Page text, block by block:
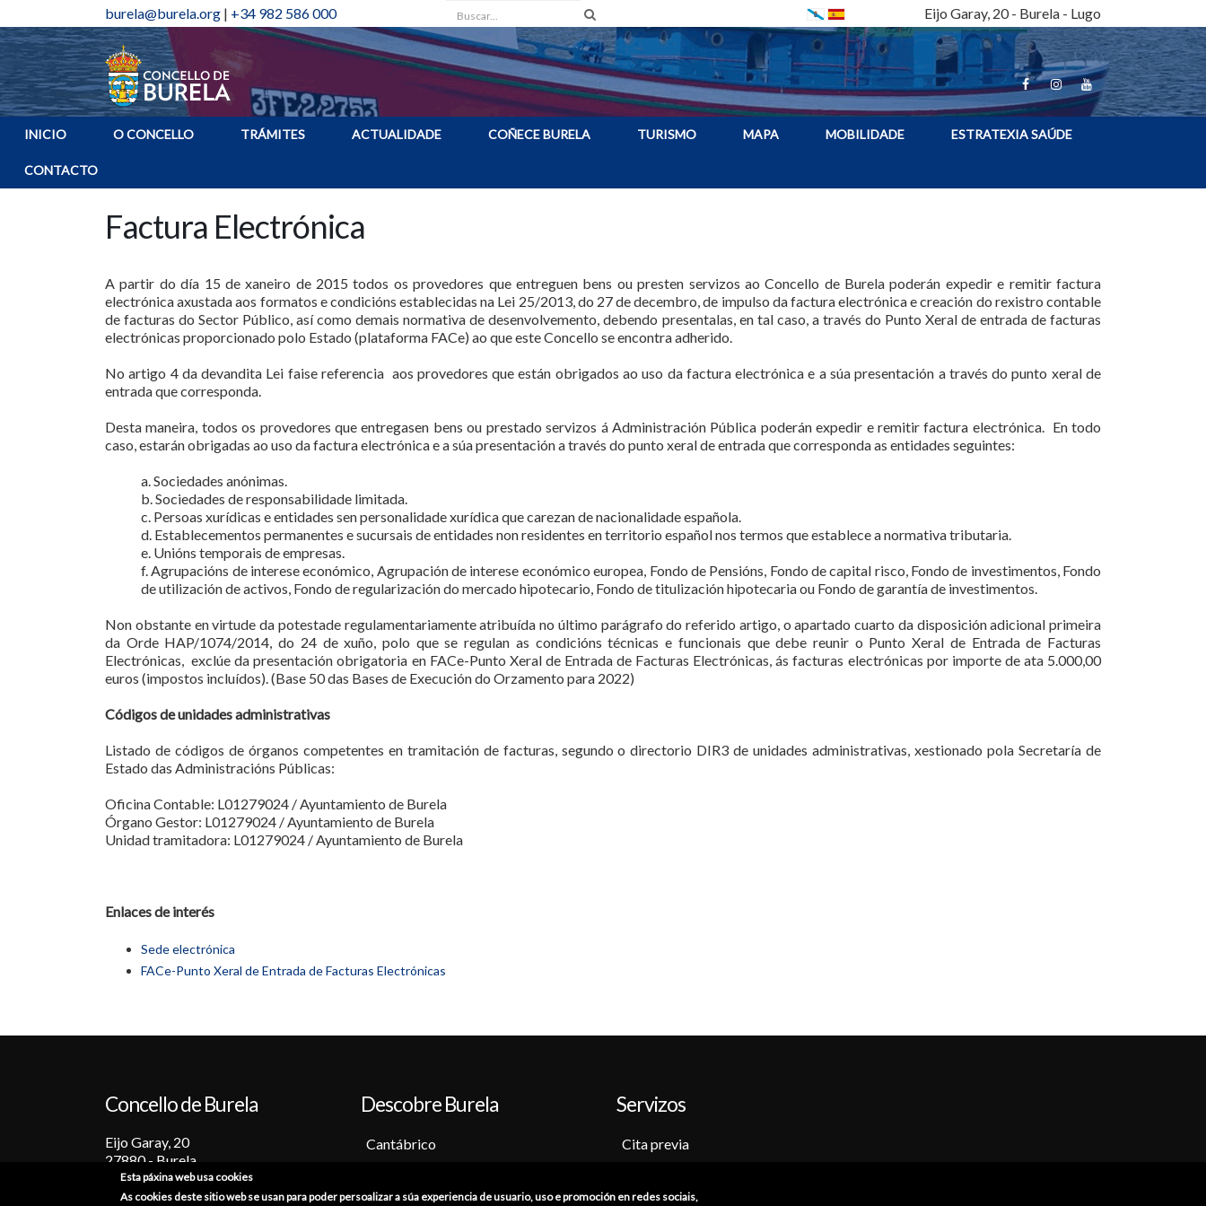
burela@burela.org | +34 982 586 000 Buscar Eijo Garay, 20 - Burela - Lugo
INICIO O CONCELLO TRÁMITES ACTUALIDADE COÑECE BURELA TURISMO MAPA MOBILIDADE ESTRATEXIA SAÚDE
CONTACTO
Factura Electrónica
A partir do día 15 de xaneiro de 2015 todos os provedores que entreguen bens ou presten servizos ao Concello de Burela poderán expedir e remitir factura
electrónica axustada aos formatos e condicións establecidas na Lei 25/2013, do 27 de decembro, de impulso da factura electrónica e creación do rexistro contable
de facturas do Sector Público, así como demais normativa de desenvolvemento, debendo presentalas, en tal caso, a través do Punto Xeral de entrada de facturas
electrónicas proporcionado polo Estado (plataforma FACe) ao que este Concello se encontra adherido.
No artigo 4 da devandita Lei faise referencia aos provedores que están obrigados ao uso da factura electrónica e a súa presentación a través do punto xeral de
entrada que corresponda.
Desta maneira, todos os provedores que entregasen bens ou prestado servizos á Administración Pública poderán expedir e remitir factura electrónica. En todo
caso, estarán obrigadas ao uso da factura electrónica e a súa presentación a través do punto xeral de entrada que corresponda as entidades seguintes:
a. Sociedades anónimas.
b. Sociedades de responsabilidade limitada.
c. Persoas xurídicas e entidades sen personalidade xurídica que carezan de nacionalidade española.
d. Establecementos permanentes e sucursais de entidades non residentes en territorio español nos termos que establece a normativa tributaria.
e. Unións temporais de empresas.
f. Agrupacións de interese económico, Agrupación de interese económico europea, Fondo de Pensións, Fondo de capital risco, Fondo de investimentos, Fondo
de utilización de activos, Fondo de regularización do mercado hipotecario, Fondo de titulización hipotecaria ou Fondo de garantía de investimentos.
Non obstante en virtude da potestade regulamentariamente atribuída no último parágrafo do referido artigo, o apartado cuarto da disposición adicional primeira
da Orde HAP/1074/2014, do 24 de xuño, polo que se regulan as condicións técnicas e funcionais que debe reunir o Punto Xeral de Entrada de Facturas
Electrónicas, exclúe da presentación obrigatoria en FACe-Punto Xeral de Entrada de Facturas Electrónicas, ás facturas electrónicas por importe de ata 5.000,00
euros (impostos incluídos). (Base 50 das Bases de Execución do Orzamento para 2022)
Códigos de unidades administrativas
Listado de códigos de órganos competentes en tramitación de facturas, segundo o directorio DIR3 de unidades administrativas, xestionado pola Secretaría de
Estado das Administracións Públicas:
Oficina Contable: L01279024 / Ayuntamiento de Burela
Órgano Gestor: L01279024 / Ayuntamiento de Burela
Unidad tramitadora: L01279024 / Ayuntamiento de Burela
Enlaces de interés
Sede electrónica
FACe-Punto Xeral de Entrada de Facturas Electrónicas
Concello de Burela
Eijo Garay, 20
27880 - Burela
Lugo (España)
Descobre Burela
Cantábrico
Tradición
Servizos
Cita previa
Catálogo de trámites
Esta páxina web usa cookies
As cookies deste sitio web se usan para poder persoalizar a súa experiencia de usuario, uso e promoción en redes sociais,